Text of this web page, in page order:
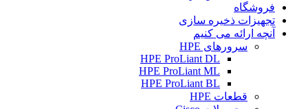
فروشگاه
تجهیزات ذخیره سازی
آنچه ارائه می کنیم
سرورهای HPE
HPE ProLiant DL
HPE ProLiant ML
HPE ProLiant BL
قطعات HPE